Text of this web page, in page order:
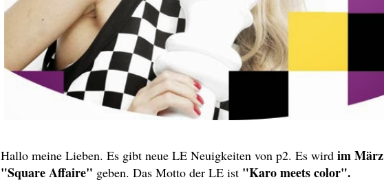
Hallo meine Lieben. Es gibt neue LE Neuigkeiten von p2. Es wird im März
"Square Affaire" geben. Das Motto der LE ist "Karo meets color".